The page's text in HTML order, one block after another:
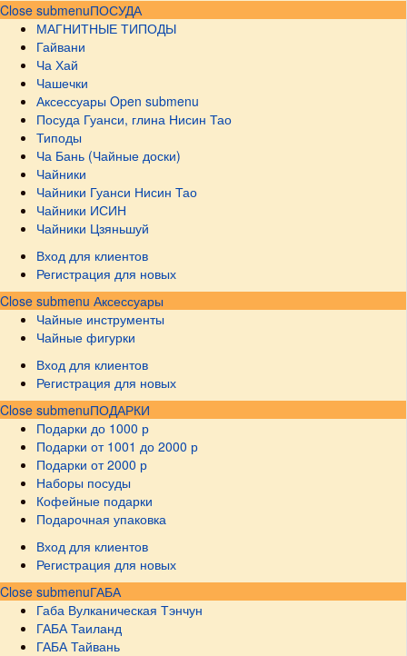
Close submenuПОСУДА
МАГНИТНЫЕ ТИПОДЫ
Гайвани
Ча Хай
Чашечки
Аксессуары Open submenu
Посуда Гуанси, глина Нисин Тао
Типоды
Ча Бань (Чайные доски)
Чайники
Чайники Гуанси Нисин Тао
Чайники ИСИН
Чайники Цзяньшуй
Вход для клиентов
Регистрация для новых
Close submenu Аксессуары
Чайные инструменты
Чайные фигурки
Вход для клиентов
Регистрация для новых
Close submenuПОДАРКИ
Подарки до 1000 р
Подарки от 1001 до 2000 р
Подарки от 2000 р
Наборы посуды
Кофейные подарки
Подарочная упаковка
Вход для клиентов
Регистрация для новых
Close submenuГАБА
Габа Вулканическая Тэнчун
ГАБА Таиланд
ГАБА Тайвань